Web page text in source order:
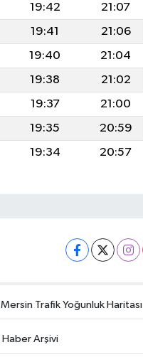
19:42
21:07
19:41
21:06
19:40
21:04
19:38
21:02
19:37
21:00
19:35
20:59
19:34 20:57
Mersin Trafik Yoğunluk Haritası
Haber Arşivi